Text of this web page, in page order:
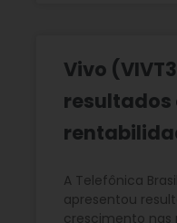
Vivo
resultados
A Telefônica
apresentou
crescimento nas